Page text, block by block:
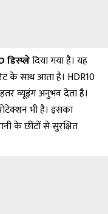
डिस्प्लेदिया गया है। यह
के साथ आता है। HDR10
व्यूइंग अनुभव देता है।
भी है। इसका
के छींटों से सुरक्षित